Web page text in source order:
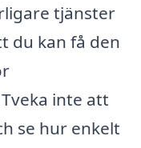
tjänster
du kan få den
inte att
se hur enkelt